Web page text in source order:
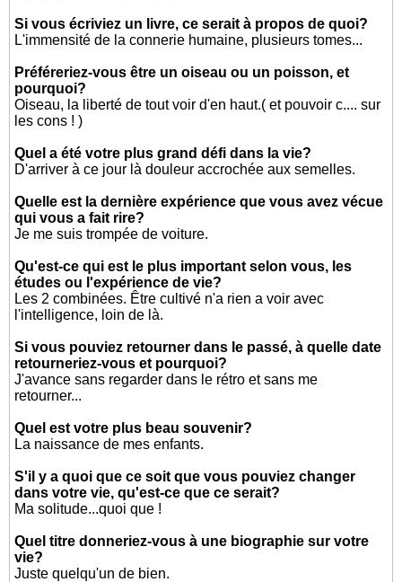
Si vous écriviez un livre, ce serait à propos de quoi?
L'immensité de la connerie humaine, plusieurs tomes...
Préféreriez-vous être un oiseau ou un poisson, et
pourquoi?
Oiseau, la liberté de tout voir d'en haut.( et pouvoir c.... sur
les cons ! )
Quel a été votre plus grand défi dans la vie?
D'arriver à ce jour là douleur accrochée aux semelles.
Quelle est la dernière expérience que vous avez vécue
qui vous a fait rire?
Je me suis trompée de voiture.
Qu'est-ce qui est le plus important selon vous, les
études ou l'expérience de vie?
Les 2 combinées. Être cultivé n'a rien a voir avec
l'intelligence, loin de là.
Si vous pouviez retourner dans le passé, à quelle date
retourneriez-vous et pourquoi?
J'avance sans regarder dans le rétro et sans me
retourner...
Quel est votre plus beau souvenir?
La naissance de mes enfants.
S'il y a quoi que ce soit que vous pouviez changer
dans votre vie, qu'est-ce que ce serait?
Ma solitude...quoi que !
Quel titre donneriez-vous à une biographie sur votre
vie?
Juste quelqu'un de bien.